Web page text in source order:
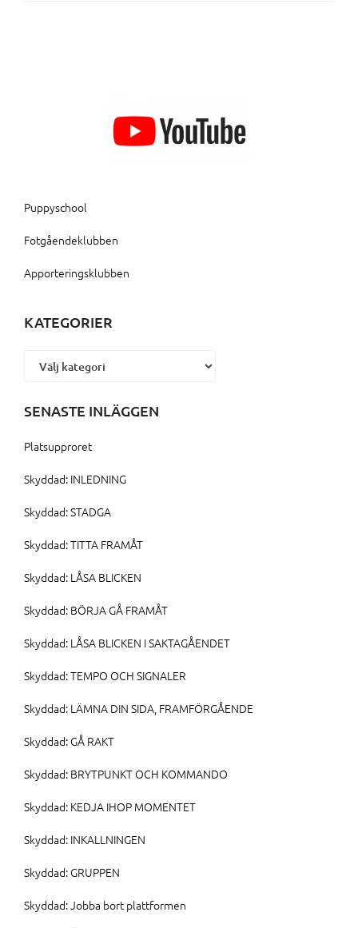
Puppyschool
Fotgåendeklubben
Apporteringsklubben
KATEGORIER
Kategorier
SENASTE INLÄGGEN
Platsupproret
Skyddad: INLEDNING
Skyddad: STADGA
Skyddad: TITTA FRAMÅT
Skyddad: LÅSA BLICKEN
Skyddad: BÖRJA GÅ FRAMÅT
Skyddad: LÅSA BLICKEN I SAKTAGÅENDET
Skyddad: TEMPO OCH SIGNALER
Skyddad: LÄMNA DIN SIDA, FRAMFÖRGÅENDE
Skyddad: GÅ RAKT
Skyddad: BRYTPUNKT OCH KOMMANDO
Skyddad: KEDJA IHOP MOMENTET
Skyddad: INKALLNINGEN
Skyddad: GRUPPEN
Skyddad: Jobba bort plattformen